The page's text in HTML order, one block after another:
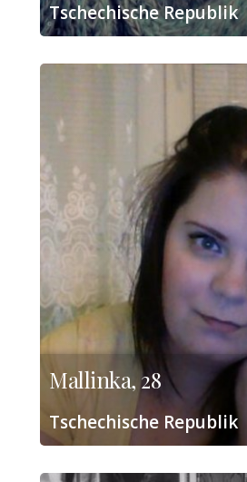
Tschechische Republik
Mallinka, 28
Tschechische Republik